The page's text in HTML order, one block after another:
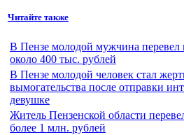
Читайте также
В Пензе молодой мужчина
около 400 тыс. рублей
В Пензе молодой человек стал
вымогательства после отправки
девушке
Житель Пензенской области
более 1 млн. рублей